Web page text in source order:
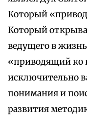
Который
Который
ведущего в
«приводящий ко
исключительно
понимания и
развития